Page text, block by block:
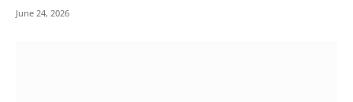
June 24, 2026